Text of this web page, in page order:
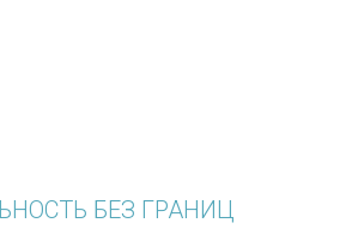
БЕЗ ГРАНИЦ